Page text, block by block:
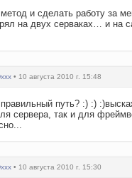
и сделать работу за
на двух серваках… и
• 10 августа 2010 г. 15:48
путь? :) :)
сервера, так и для
• 10 августа 2010 г. 15:30